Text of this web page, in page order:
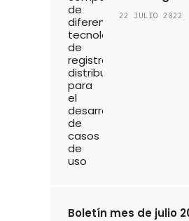
22 JULIO 2022
Boletín mes de julio